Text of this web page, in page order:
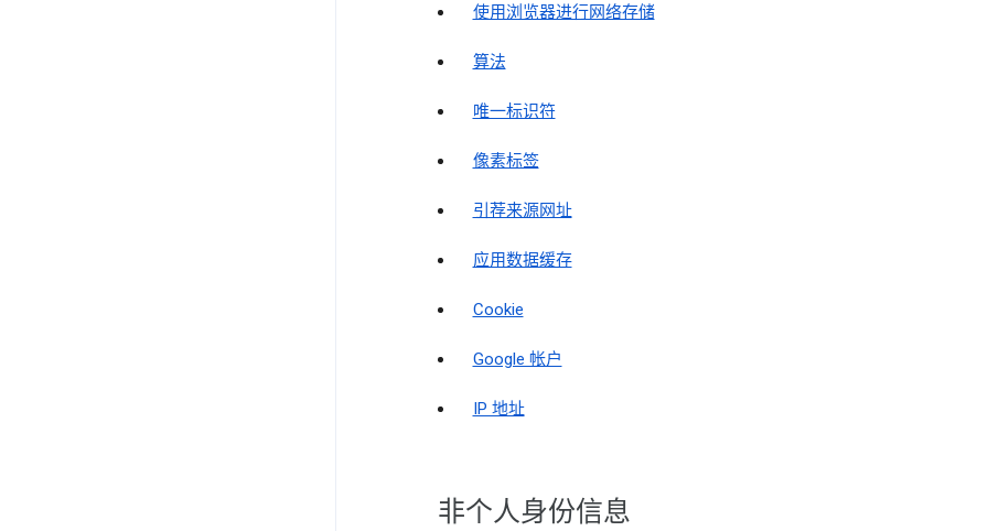
使用浏览器进行网络存储
算法
唯一标识符
像素标签
引荐来源网址
应用数据缓存
Cookie
Google 帐户
IP 地址
非个人身份信息